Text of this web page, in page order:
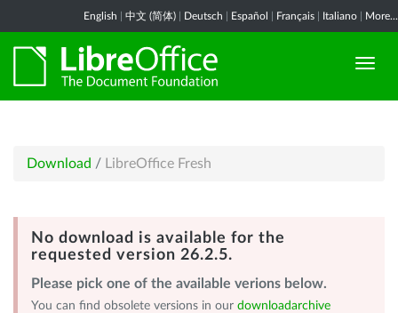
English 中文 (简体) Deutsch Español Français Italiano More...
Download / LibreOffice Fresh
No download is available for the
requested version 26.2.5.
Please pick one of the available verions below.
You can find obsolete versions in our downloadarchive